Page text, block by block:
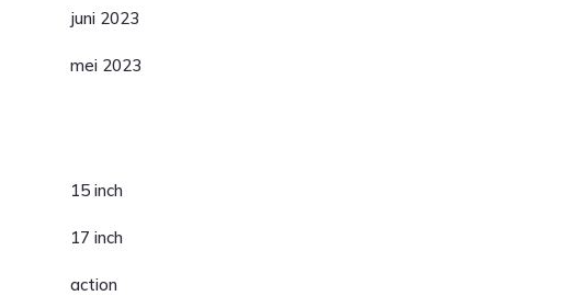
juni 2023
mei 2023
15 inch
17 inch
action